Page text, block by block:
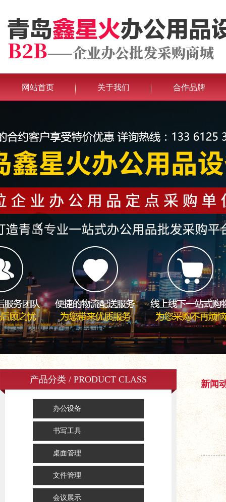
网站首页 关于我们 合作品牌
产品分类 / PRODUCT CLASS
办公设备
书写工具
桌面管理
文件管理
会议展示
新闻